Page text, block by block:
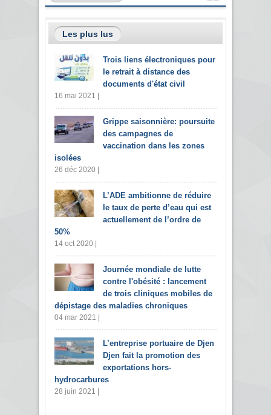
Les plus lus
Trois liens électroniques pour
le retrait à distance des
documents d'état civil
16 mai 2021 |
Grippe saisonnière: poursuite
des campagnes de
vaccination dans les zones
isolées
26 déc 2020 |
L’ADE ambitionne de réduire
le taux de perte d’eau qui est
actuellement de l’ordre de
50%
14 oct 2020 |
Journée mondiale de lutte
contre l'obésité : lancement
de trois cliniques mobiles de
dépistage des maladies chroniques
04 mar 2021 |
L’entreprise portuaire de Djen
Djen fait la promotion des
exportations hors-
hydrocarbures
28 juin 2021 |